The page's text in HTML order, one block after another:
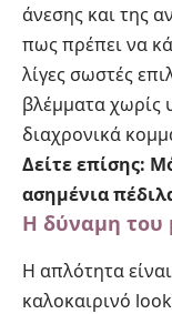
άνεσης και της
πως πρέπει να
λίγες σωστές
βλέμματα χωρίς
διαχρονικά
Δείτε επίσης:
ασημένια
Η δύναμη του
Η απλότητα
καλοκαιρινό